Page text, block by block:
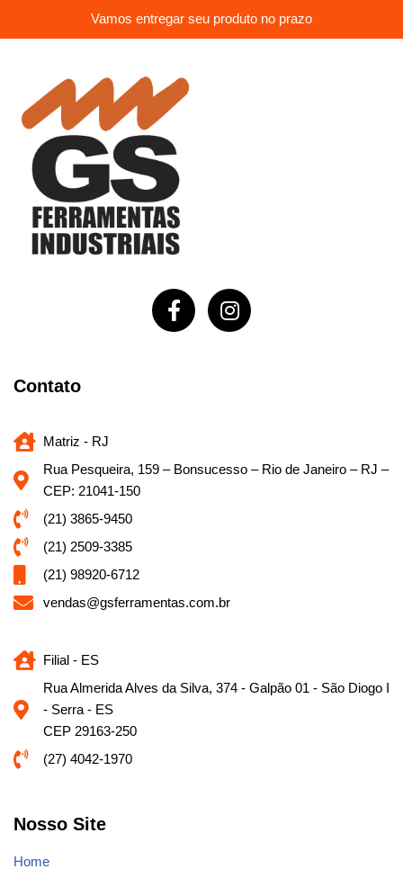
Vamos entregar seu produto no prazo
Contato
Matriz - RJ
Rua Pesqueira, 159 – Bonsucesso – Rio de Janeiro – RJ –
CEP: 21041-150
(21) 3865-9450
(21) 2509-3385
(21) 98920-6712
vendas@gsferramentas.com.br
Filial - ES
Rua Almerida Alves da Silva, 374 - Galpão 01 - São Diogo I
- Serra - ES
CEP 29163-250
(27) 4042-1970
Nosso Site
Home